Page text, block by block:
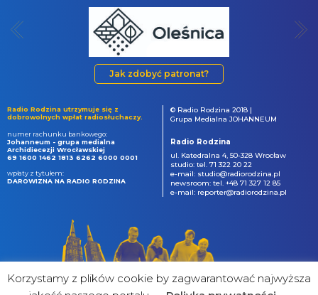
Jak zdobyć patronat?
Radio Rodzina utrzymuje się z
dobrowolnych wpłat radiosłuchaczy.
numer rachunku bankowego:
Johanneum - grupa medialna
Archidiecezji Wrocławskiej
69 1600 1462 1813 6262 6000 0001
wpłaty z tytułem:
DAROWIZNA NA RADIO RODZINA
© Radio Rodzina 2018 |
Grupa Medialna JOHANNEUM
Radio Rodzina
ul. Katedralna 4, 50-328 Wrocław
studio: tel. 71 322 20 22
e-mail: studio@radiorodzina.pl
newsroom: tel. +48 71 327 12 85
e-mail: reporter@radiorodzina.pl
Korzystamy z plików cookie by zagwarantować najwyższa